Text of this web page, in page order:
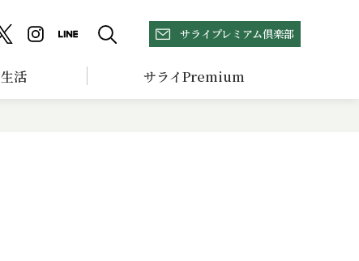
サライプレミアム倶楽部
生活 サライPremium